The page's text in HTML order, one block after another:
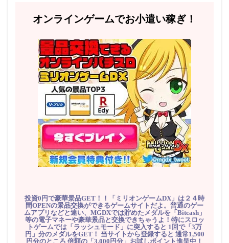
オンラインゲームでお小遣い稼ぎ！
投資0円で豪華景品GET！！「ミリオンゲームDX」は２４時
間OPENの景品交換ができるゲームサイトだよ。普通のゲー
ムアプリなどと違い、MGDXでは貯めたメダルを「Bitcash」
等の電子マネーや豪華景品と交換できちゃうよ！特にスロッ
トゲームでは「ラッシュモード」に突入すると 1回で「3万
円」分のメダルをGET！ 当サイトから登録すると 通常1,500
円分のところ 倍額の「3,000円分」お試しポイント進呈中！